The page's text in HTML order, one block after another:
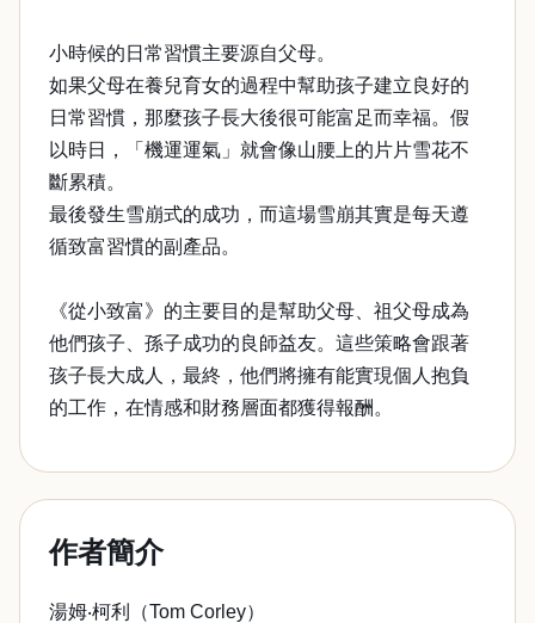
小時候的日常習慣主要源自父母。
如果父母在養兒育女的過程中幫助孩子建立良好的
日常習慣，那麼孩子長大後很可能富足而幸福。假
以時日，「機運運氣」就會像山腰上的片片雪花不
斷累積。
最後發生雪崩式的成功，而這場雪崩其實是每天遵
循致富習慣的副產品。
《從小致富》的主要目的是幫助父母、祖父母成為
他們孩子、孫子成功的良師益友。這些策略會跟著
孩子長大成人，最終，他們將擁有能實現個人抱負
的工作，在情感和財務層面都獲得報酬。
作者簡介
湯姆‧柯利（Tom Corley）